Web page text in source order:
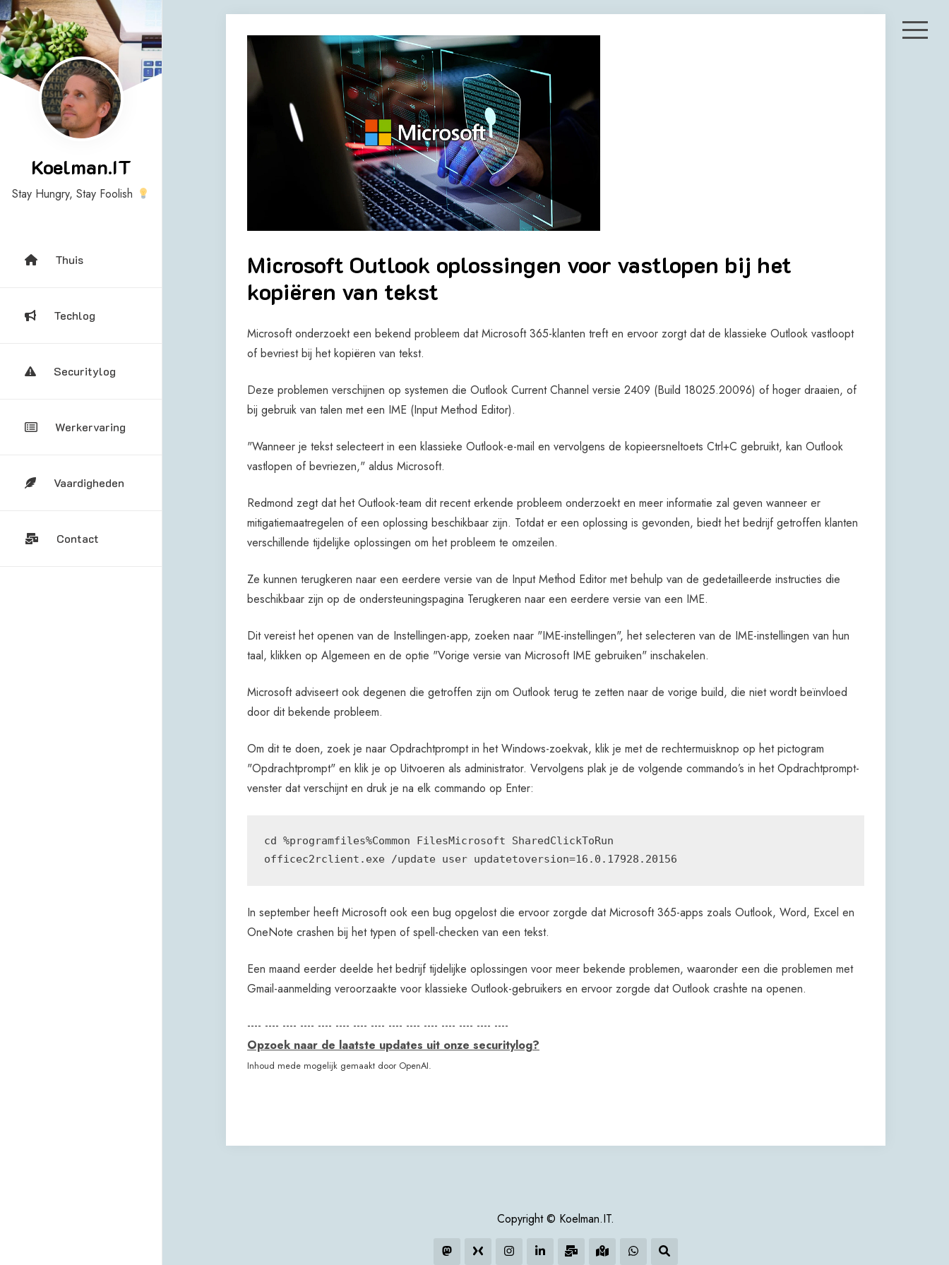
Skip
to
content
Koelman.IT
Stay Hungry, Stay Foolish
Thuis
Techlog
Securitylog
Werkervaring
Vaardigheden
Contact
Microsoft Outlook oplossingen voor vastlopen bij het
kopiëren van tekst
Microsoft onderzoekt een bekend probleem dat Microsoft 365-klanten treft en ervoor zorgt dat de klassieke Outlook vastloopt
of bevriest bij het kopiëren van tekst.
Deze problemen verschijnen op systemen die Outlook Current Channel versie 2409 (Build 18025.20096) of hoger draaien, of
bij gebruik van talen met een IME (Input Method Editor).
"Wanneer je tekst selecteert in een klassieke Outlook-e-mail en vervolgens de kopieersneltoets Ctrl+C gebruikt, kan Outlook
vastlopen of bevriezen," aldus Microsoft.
Redmond zegt dat het Outlook-team dit recent erkende probleem onderzoekt en meer informatie zal geven wanneer er
mitigatiemaatregelen of een oplossing beschikbaar zijn. Totdat er een oplossing is gevonden, biedt het bedrijf getroffen klanten
verschillende tijdelijke oplossingen om het probleem te omzeilen.
Ze kunnen terugkeren naar een eerdere versie van de Input Method Editor met behulp van de gedetailleerde instructies die
beschikbaar zijn op de ondersteuningspagina Terugkeren naar een eerdere versie van een IME.
Dit vereist het openen van de Instellingen-app, zoeken naar "IME-instellingen", het selecteren van de IME-instellingen van hun
taal, klikken op Algemeen en de optie "Vorige versie van Microsoft IME gebruiken" inschakelen.
Microsoft adviseert ook degenen die getroffen zijn om Outlook terug te zetten naar de vorige build, die niet wordt beïnvloed
door dit bekende probleem.
Om dit te doen, zoek je naar Opdrachtprompt in het Windows-zoekvak, klik je met de rechtermuisknop op het pictogram
"Opdrachtprompt" en klik je op Uitvoeren als administrator. Vervolgens plak je de volgende commando’s in het Opdrachtprompt-
venster dat verschijnt en druk je na elk commando op Enter:
cd %programfiles%Common FilesMicrosoft SharedClickToRun
officec2rclient.exe /update user updatetoversion=16.0.17928.20156
In september heeft Microsoft ook een bug opgelost die ervoor zorgde dat Microsoft 365-apps zoals Outlook, Word, Excel en
OneNote crashen bij het typen of spell-checken van een tekst.
Een maand eerder deelde het bedrijf tijdelijke oplossingen voor meer bekende problemen, waaronder een die problemen met
Gmail-aanmelding veroorzaakte voor klassieke Outlook-gebruikers en ervoor zorgde dat Outlook crashte na openen.
---- ---- ---- ---- ---- ---- ---- ---- ---- ---- ---- ---- ---- ---- ----
Opzoek naar de laatste updates uit onze securitylog?
Inhoud mede mogelijk gemaakt door OpenAI.
Copyright © Koelman.IT.